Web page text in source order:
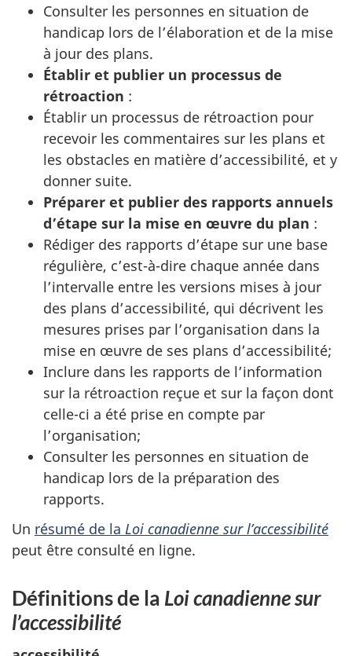
Consulter les personnes en situation de
handicap lors de l’élaboration et de la mise
à jour des plans.
Établir et publier un processus de
rétroaction :
Établir un processus de rétroaction pour
recevoir les commentaires sur les plans et
les obstacles en matière d’accessibilité, et y
donner suite.
Préparer et publier des rapports annuels
d’étape sur la mise en œuvre du plan :
Rédiger des rapports d’étape sur une base
régulière, c’est-à-dire chaque année dans
l’intervalle entre les versions mises à jour
des plans d’accessibilité, qui décrivent les
mesures prises par l’organisation dans la
mise en œuvre de ses plans d’accessibilité;
Inclure dans les rapports de l’information
sur la rétroaction reçue et sur la façon dont
celle-ci a été prise en compte par
l’organisation;
Consulter les personnes en situation de
handicap lors de la préparation des
rapports.
Un résumé de la Loi canadienne sur l’accessibilité
peut être consulté en ligne.
Définitions de la Loi canadienne sur
l’accessibilité